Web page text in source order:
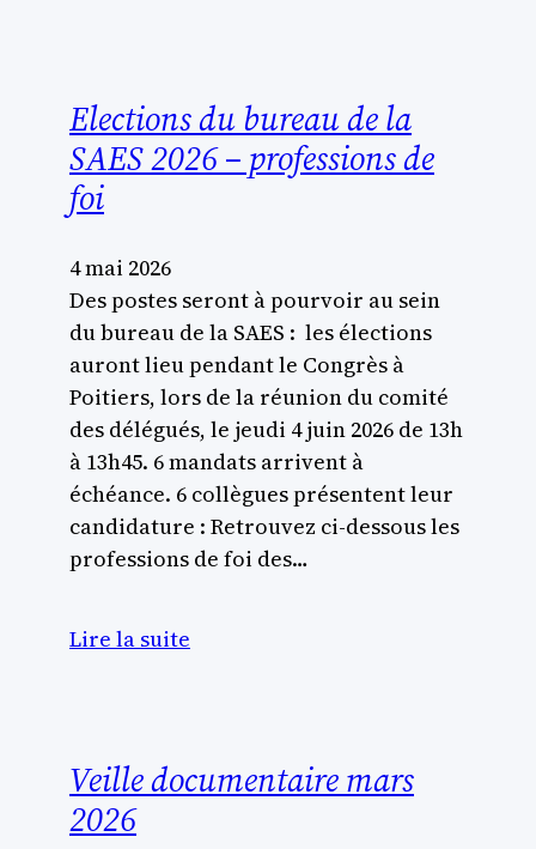
Elections du bureau de la
SAES 2026 – professions de
foi
4 mai 2026
Des postes seront à pourvoir au sein
du bureau de la SAES : les élections
auront lieu pendant le Congrès à
Poitiers, lors de la réunion du comité
des délégués, le jeudi 4 juin 2026 de 13h
à 13h45. 6 mandats arrivent à
échéance. 6 collègues présentent leur
candidature : Retrouvez ci-dessous les
professions de foi des…
Lire la suite
Veille documentaire mars
2026